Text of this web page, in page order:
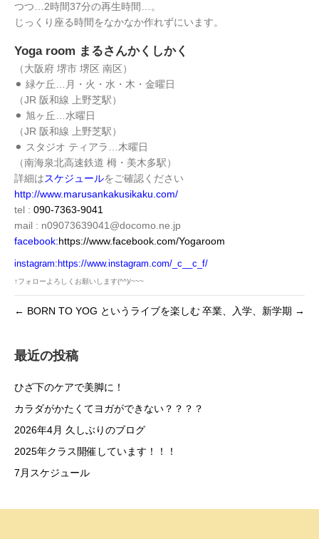
つつ…2時間37分の再生時間…。
じっくり座る時間をなかなか作れずにいます。
Yoga room まるさんかくしかく
（大阪府 堺市 堺区 南区）
⚫︎ 緑ケ丘…月・火・水・木・金曜日
（JR 阪和線 上野芝駅）
⚫︎ 旭ヶ丘…水曜日
（JR 阪和線 上野芝駅）
⚫︎ スタジオ ティアラ…木曜日
（南海泉北高速鉄道 栂・美木多駅）
詳細はスケジュールをご確認ください
http://www.marusankakusikaku.com/
tel : 090-7363-9041
mail : n09073639041@docomo.ne.jp
facebook:https://www.facebook.com/Yogaroom
instagram: https://www.instagram.com/_c__c_f/
↑フォローよろしくお願いします(^^)/~~~
← BORN TO YOG というライブを楽しむ卒業、入学、新学期 →
最近の投稿
ひざ下のケアで美脚に！
カラダがかたくてヨガができない？？？？
2026年4月 久しぶりのブログ
2025年クラス開催しています！！！
7月スケジュール